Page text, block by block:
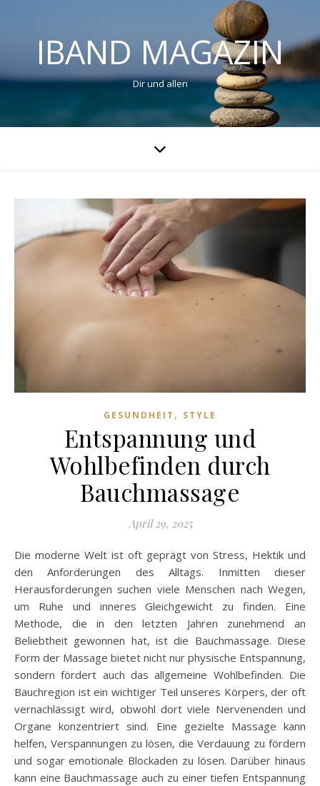
IBAND MAGAZIN
Dir und allen
GESUNDHEIT , STYLE
Entspannung und
Wohlbefinden durch
Bauchmassage
April 29, 2025
Die moderne Welt ist oft geprägt von Stress, Hektik und
den Anforderungen des Alltags. Inmitten dieser
Herausforderungen suchen viele Menschen nach Wegen,
um Ruhe und inneres Gleichgewicht zu finden. Eine
Methode, die in den letzten Jahren zunehmend an
Beliebtheit gewonnen hat, ist die Bauchmassage. Diese
Form der Massage bietet nicht nur physische Entspannung,
sondern fördert auch das allgemeine Wohlbefinden. Die
Bauchregion ist ein wichtiger Teil unseres Körpers, der oft
vernachlässigt wird, obwohl dort viele Nervenenden und
Organe konzentriert sind. Eine gezielte Massage kann
helfen, Verspannungen zu lösen, die Verdauung zu fördern
und sogar emotionale Blockaden zu lösen. Darüber hinaus
kann eine Bauchmassage auch zu einer tiefen Entspannung